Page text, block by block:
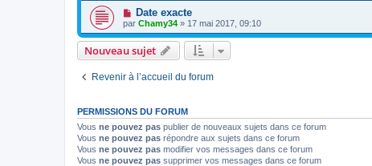
Date exacte
par Chamy34 » 17 mai 2017, 09:10
Nouveau sujet
Revenir à l’accueil du forum
PERMISSIONS DU FORUM
Vous ne pouvez pas publier de nouveaux sujets dans ce forum
Vous ne pouvez pas répondre aux sujets dans ce forum
Vous ne pouvez pas modifier vos messages dans ce forum
Vous ne pouvez pas supprimer vos messages dans ce forum